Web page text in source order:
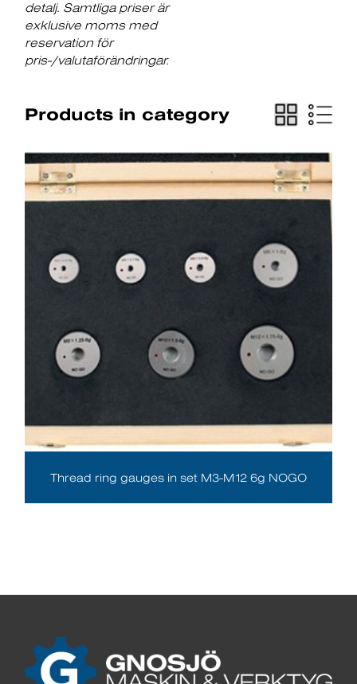
detalj. Samtliga priser är
exklusive moms med
reservation för
pris-/valutaförändringar.
Products in category
Thread ring gauges in set M3-M12 6g NOGO